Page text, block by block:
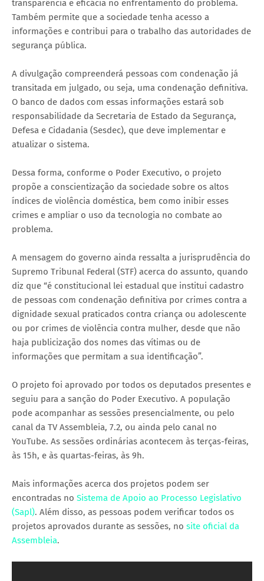
transparência e eficácia no enfrentamento do problema.
Também permite que a sociedade tenha acesso a
informações e contribui para o trabalho das autoridades de
segurança pública.
A divulgação compreenderá pessoas com condenação já
transitada em julgado, ou seja, uma condenação definitiva.
O banco de dados com essas informações estará sob
responsabilidade da Secretaria de Estado da Segurança,
Defesa e Cidadania (Sesdec), que deve implementar e
atualizar o sistema.
Dessa forma, conforme o Poder Executivo, o projeto
propõe a conscientização da sociedade sobre os altos
índices de violência doméstica, bem como inibir esses
crimes e ampliar o uso da tecnologia no combate ao
problema.
A mensagem do governo ainda ressalta a jurisprudência do
Supremo Tribunal Federal (STF) acerca do assunto, quando
diz que “é constitucional lei estadual que institui cadastro
de pessoas com condenação definitiva por crimes contra a
dignidade sexual praticados contra criança ou adolescente
ou por crimes de violência contra mulher, desde que não
haja publicização dos nomes das vítimas ou de
informações que permitam a sua identificação”.
O projeto foi aprovado por todos os deputados presentes e
seguiu para a sanção do Poder Executivo. A população
pode acompanhar as sessões presencialmente, ou pelo
canal da TV Assembleia, 7.2, ou ainda pelo canal no
YouTube. As sessões ordinárias acontecem às terças-feiras,
às 15h, e às quartas-feiras, às 9h.
Mais informações acerca dos projetos podem ser
encontradas no Sistema de Apoio ao Processo Legislativo
(Sapl). Além disso, as pessoas podem verificar todos os
projetos aprovados durante as sessões, no site oficial da
Assembleia.